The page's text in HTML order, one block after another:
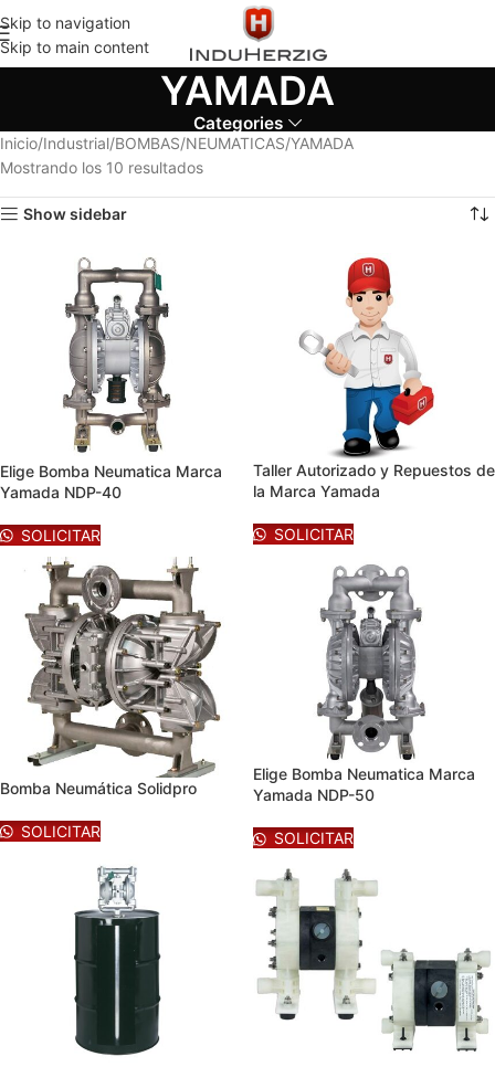
Skip to navigation
Skip to main content
YAMADA
Categories
Inicio Industrial BOMBAS NEUMATICAS YAMADA
Mostrando los 10 resultados
Show sidebar
Elige Bomba Neumatica Marca
Yamada NDP-40
SOLICITAR
Taller Autorizado y Repuestos de
la Marca Yamada
SOLICITAR
Bomba Neumática Solidpro
SOLICITAR
Elige Bomba Neumatica Marca
Yamada NDP-50
SOLICITAR